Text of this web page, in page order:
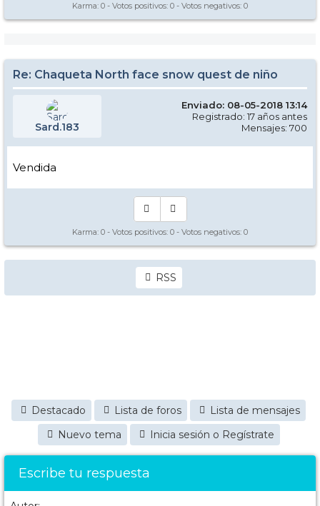
Karma: 0 - Votos positivos: 0 - Votos negativos: 0
Re: Chaqueta North face snow quest de niño
Sard.183
Enviado: 08-05-2018 13:14
Registrado: 17 años antes
Mensajes: 700
Vendida
Karma: 0 - Votos positivos: 0 - Votos negativos: 0
RSS
Destacado Lista de foros
Lista de mensajes
Nuevo tema
Inicia sesión o Regístrate
Escribe tu respuesta